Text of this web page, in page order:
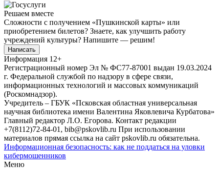
Решаем вместе
Сложности с получением «Пушкинской карты» или
приобретением билетов? Знаете, как улучшить работу
учреждений культуры? Напишите — решим!
Написать
Информация 12+
Регистрационный номер Эл № ФС77-87001 выдан 19.03.2024
г. Федеральной службой по надзору в сфере связи,
информационных технологий и массовых коммуникаций
(Роскомнадзор).
Учредитель – ГБУК «Псковская областная универсальная
научная библиотека имени Валентина Яковлевича Курбатова»
Главный редактор Л.О. Егорова. Контакт редакции
+7(8112)72-84-01, bib@pskovlib.ru При использовании
материалов прямая ссылка на сайт pskovlib.ru обязательна.
Информационная безопасность: как не поддаться на уловки
кибермошенников
Меню